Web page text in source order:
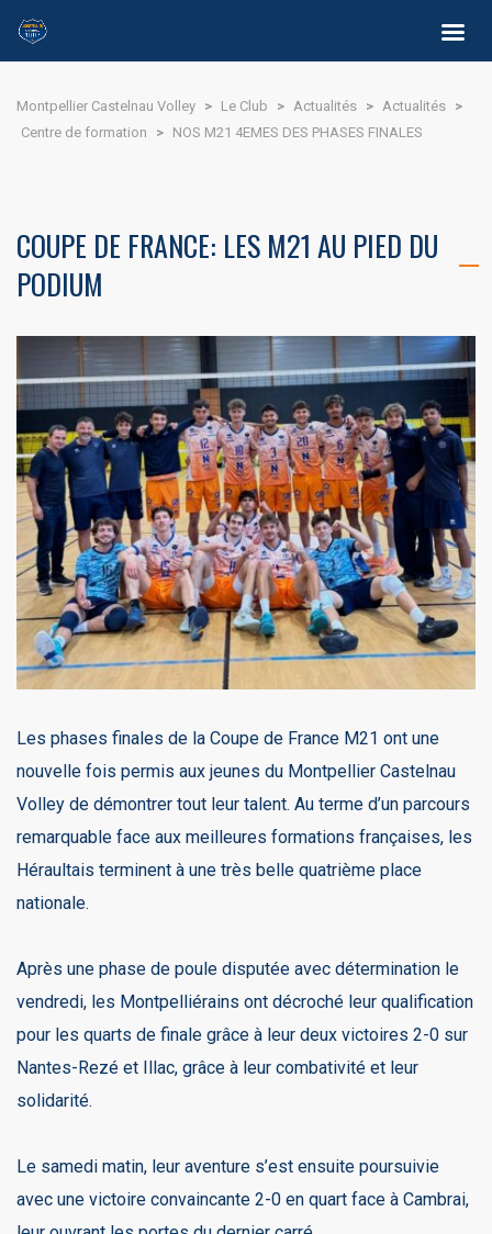
Montpellier Castelnau Volley > Le Club > Actualités > Actualités >
Centre de formation
> NOS M21 4EMES DES PHASES FINALES
COUPE DE FRANCE: LES M21 AU PIED DU
PODIUM
Les phases finales de la Coupe de France M21 ont une
nouvelle fois permis aux jeunes du Montpellier Castelnau
Volley de démontrer tout leur talent. Au terme d’un parcours
remarquable face aux meilleures formations françaises, les
Héraultais terminent à une très belle quatrième place
nationale.
Après une phase de poule disputée avec détermination le
vendredi, les Montpelliérains ont décroché leur qualification
pour les quarts de finale grâce à leur deux victoires 2-0 sur
Nantes-Rezé et Illac, grâce à leur combativité et leur
solidarité.
Le samedi matin, leur aventure s’est ensuite poursuivie
avec une victoire convaincante 2-0 en quart face à Cambrai,